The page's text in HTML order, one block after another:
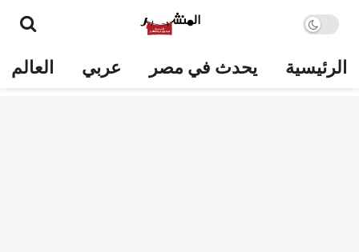
الرئيسية يحدث في مصر عربي العالم